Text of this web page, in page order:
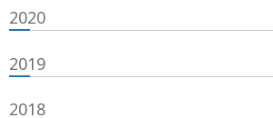
2020
2019
2018